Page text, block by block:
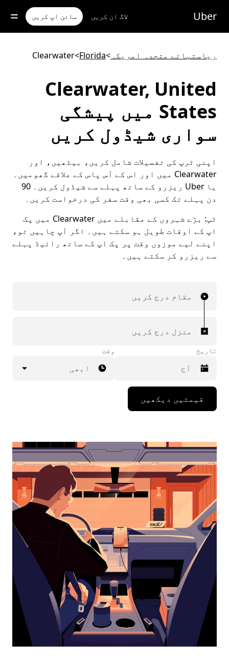
مواد
جائیں
Uber لاگ ان کریں سائن اپ کریں
ریاستہائے متحدہ امریکہ>
Florida
>
Clearwater
Clearwater, United
States میں پیشگی
سواری شیڈول کریں
اپنی ٹرپ کی تفصیلات شامل کریں، بیٹھیں، اور
Clearwater میں اور اس کے آس پاس کے علاقے گھومیں۔
یا Uber ریزرو کے ساتھ پہلے سے شیڈول کریں۔ 90
دن پہلے تک کسی بھی وقت سفر کی درخواست کریں۔
ٹپ:
بڑے شہروں کے مقابلے میں Clearwater میں پک
اپ کے اوقات طویل ہو سکتے ہيں۔ اگر آپ چاہیں تو،
اپنے لیے موزوں وقت پر پک اپ کے ساتھ رائیڈ پہلے
سے ریزرو کر سکتے ہیں۔
مقام درج کریں
منزل درج کریں
تاریخ
Press
down
interact
the
calendar
and
select
a
date.
Press
the
escape
button
the
calendar.
وقت
ابھی
قیمتیں دیکھیں